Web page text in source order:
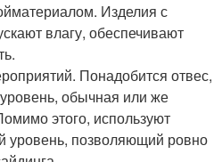
Изделия с
влагу, обеспечивают
Понадобится отвес,
обычная или же
этого, используют
уровень, позволяющий ровно